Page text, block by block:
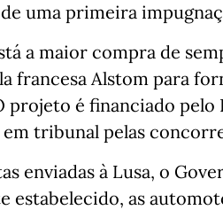
uma primeira
a maior compra de
francesa Alstom para
projeto é financiado pelo
tribunal pelas
enviadas à Lusa, o
estabelecido, as